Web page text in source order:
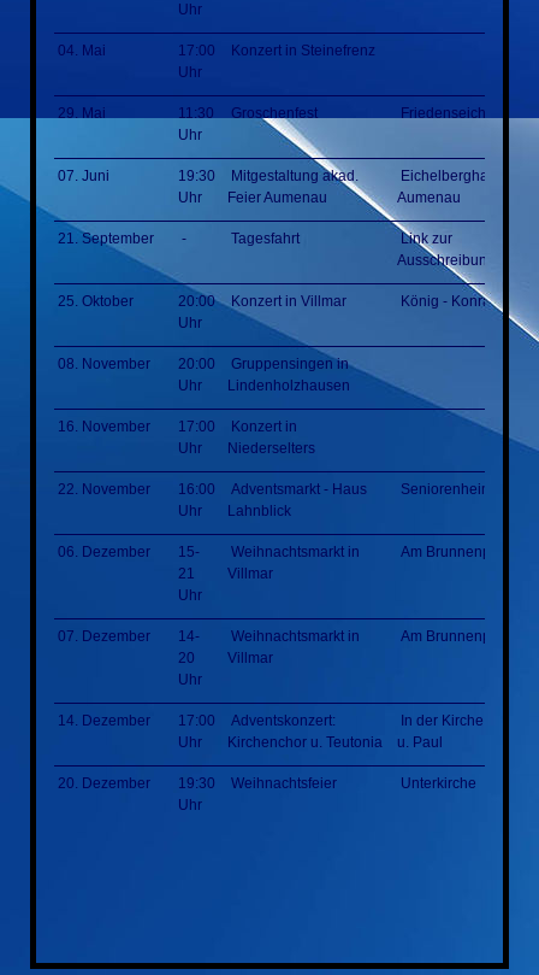
Uhr
04. Mai
17:00
Uhr
Konzert in Steinefrenz
29. Mai
11:30
Uhr
Groschenfest Friedenseiche
07. Juni
19:30
Uhr
Mitgestaltung akad.
Feier Aumenau
Eichelberghalle
Aumenau
21. September - Tagesfahrt
Link zur
Ausschreibung
25. Oktober
20:00
Uhr
Konzert in Villmar König - Konrad -
08. November
20:00
Uhr
Gruppensingen in
Lindenholzhausen
16. November
17:00
Uhr
Konzert in
Niederselters
22. November
16:00
Uhr
Adventsmarkt - Haus
Lahnblick
Seniorenheim
06. Dezember
15-
21
Uhr
Weihnachtsmarkt in
Villmar
Am Brunnenplatz
07. Dezember
14-
20
Uhr
Weihnachtsmarkt in
Villmar
Am Brunnenplatz
14. Dezember
17:00
Uhr
Adventskonzert:
Kirchenchor u. Teutonia
In der Kirche St.
u. Paul
20. Dezember
19:30
Uhr
Weihnachtsfeier Unterkirche